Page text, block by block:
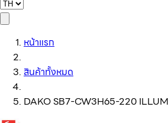
หน้าแรก
สินค้าทั้งหมด
DAKO SB7-CW3H65-220